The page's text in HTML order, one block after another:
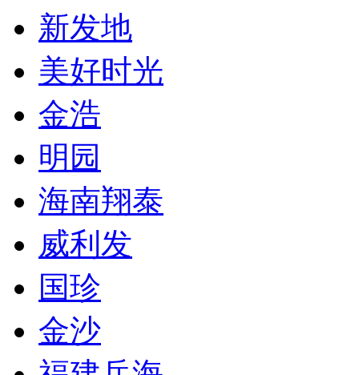
新发地
美好时光
金浩
明园
海南翔泰
威利发
国珍
金沙